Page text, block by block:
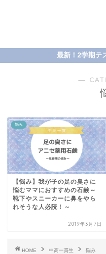
最新！2学期テ
―
悩み
【悩み】我が子の足の臭さに
悩むママにおすすめの石鹸～
靴下やスニーカーに鼻をやら
れそうな人必読！～
2019年3月7日
HOME 中高一貫生 悩み